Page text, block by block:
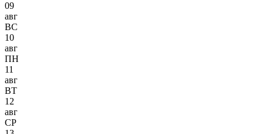
09
авг
ВС
10
авг
ПН
11
авг
ВТ
12
авг
СР